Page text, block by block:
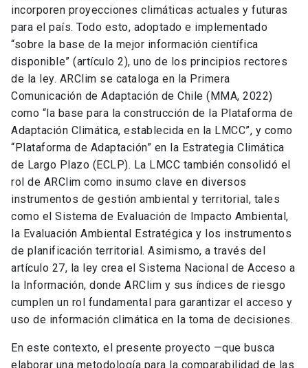
incorporen proyecciones climáticas actuales y futuras
para el país. Todo esto, adoptado e implementado
“sobre la base de la mejor información científica
disponible” (artículo 2), uno de los principios rectores
de la ley. ARClim se cataloga en la Primera
Comunicación de Adaptación de Chile (MMA, 2022)
como “la base para la construcción de la Plataforma de
Adaptación Climática, establecida en la LMCC”, y como
“Plataforma de Adaptación” en la Estrategia Climática
de Largo Plazo (ECLP). La LMCC también consolidó el
rol de ARClim como insumo clave en diversos
instrumentos de gestión ambiental y territorial, tales
como el Sistema de Evaluación de Impacto Ambiental,
la Evaluación Ambiental Estratégica y los instrumentos
de planificación territorial. Asimismo, a través del
artículo 27, la ley crea el Sistema Nacional de Acceso a
la Información, donde ARClim y sus índices de riesgo
cumplen un rol fundamental para garantizar el acceso y
uso de información climática en la toma de decisiones.
En este contexto, el presente proyecto —que busca
elaborar una metodología para la comparabilidad de las